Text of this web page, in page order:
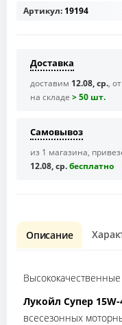
Артикул: 19194
Доставка
доставим 12.08, ср., от
на складе > 50 шт.
Самовывоз
из 1 магазина,
12.08, ср.бесплaтно
Описание
Лукойл Супер 15W-
всесезонных